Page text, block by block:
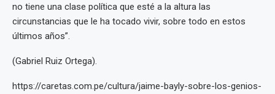
no tiene una clase política que esté a la altura las
circunstancias que le ha tocado vivir, sobre todo en estos
últimos años”.
(Gabriel Ruiz Ortega).
https://caretas.com.pe/cultura/jaime-bayly-sobre-los-genios-